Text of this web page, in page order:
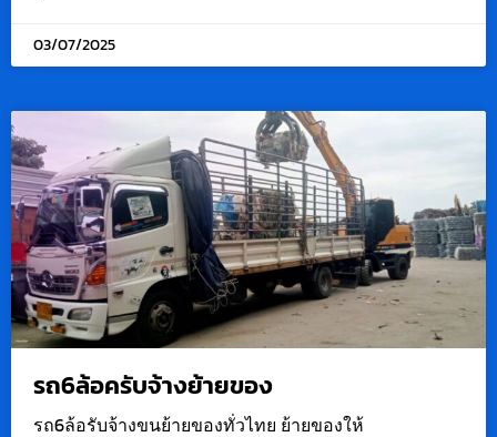
03/07/2025
รถ6ล้อครับจ้างย้ายของ
รถ6ล้อรับจ้างขนย้ายของทั่วไทย ย้ายของให้